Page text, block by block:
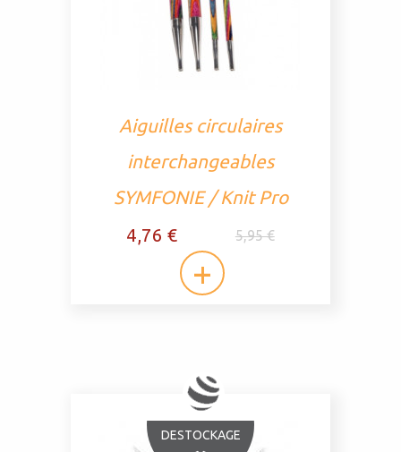
Aiguilles circulaires
interchangeables
SYMFONIE / Knit Pro
4,76 €
5,95 €
DESTOCKAGE